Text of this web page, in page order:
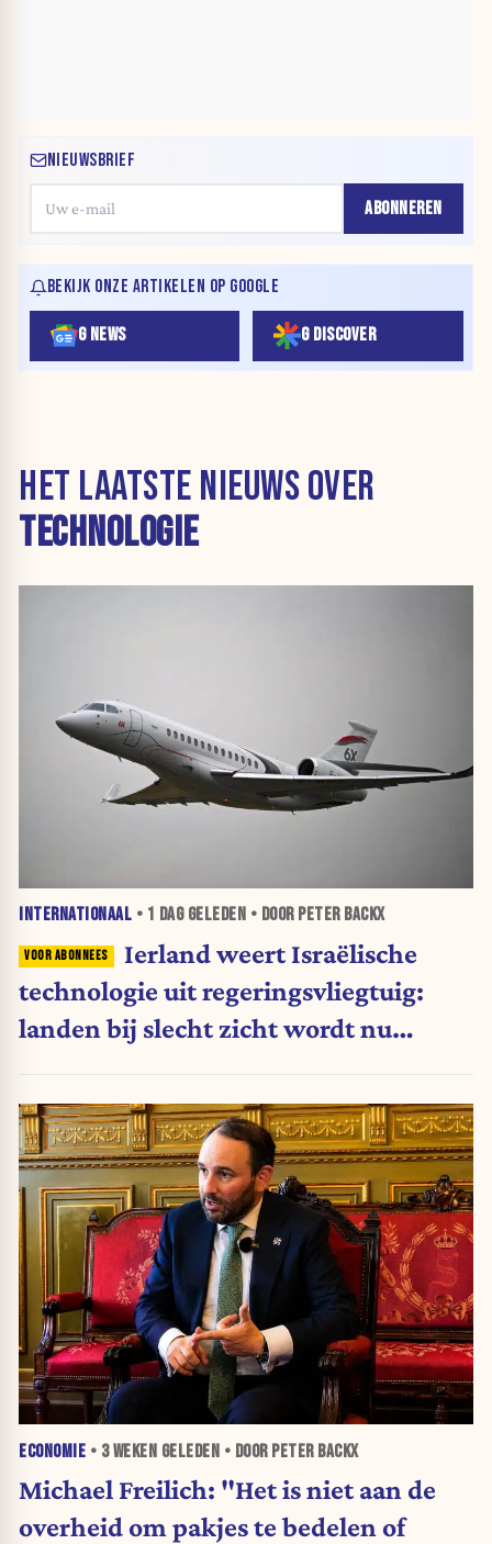
NIEUWSBRIEF
ABONNEREN
BEKIJK ONZE ARTIKELEN OP GOOGLE
G NEWS G DISCOVER
HET LAATSTE NIEUWS OVER
TECHNOLOGIE
INTERNATIONAAL • 1 DAGGELEDEN • DOOR PETER BACKX
Ierland weert Israëlische
technologie uit regeringsvliegtuig:
landen bij slecht zicht wordt nu
ECONOMIE • 3 WEKEN GELEDEN • DOOR PETER BACKX
Michael Freilich: "Het is niet aan de
overheid om pakjes te bedelen of